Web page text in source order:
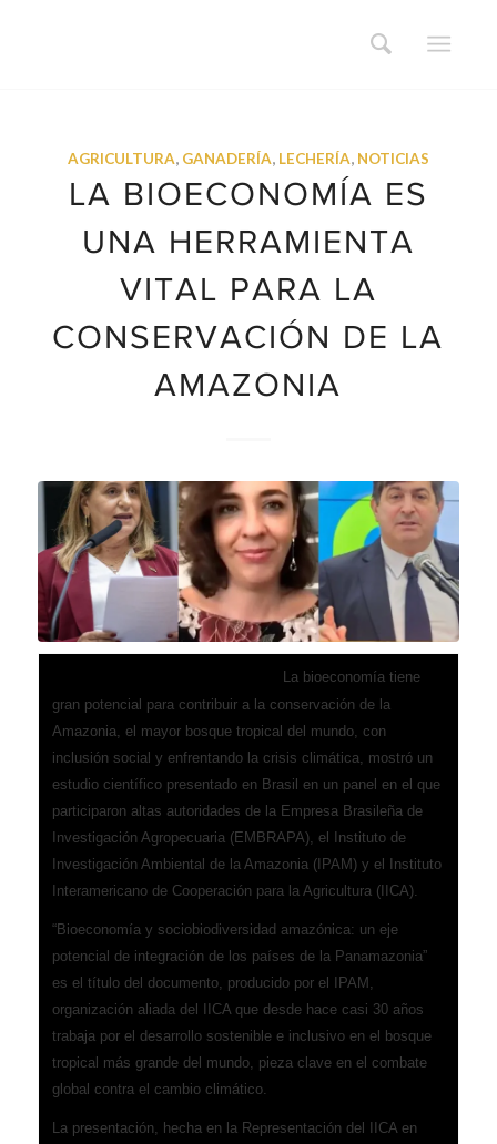
AGRICULTURA, GANADERÍA, LECHERÍA, NOTICIAS
LA BIOECONOMÍA ES
UNA HERRAMIENTA
VITAL PARA LA
CONSERVACIÓN DE LA
AMAZONIA
La bioeconomía tiene
gran potencial para contribuir a la conservación de la
Amazonia, el mayor bosque tropical del mundo, con
inclusión social y enfrentando la crisis climática, mostró un
estudio científico presentado en Brasil en un panel en el que
participaron altas autoridades de la Empresa Brasileña de
Investigación Agropecuaria (EMBRAPA), el Instituto de
Investigación Ambiental de la Amazonia (IPAM) y el Instituto
Interamericano de Cooperación para la Agricultura (IICA).
“Bioeconomía y sociobiodiversidad amazónica: un eje
potencial de integración de los países de la Panamazonia”
es el título del documento, producido por el IPAM,
organización aliada del IICA que desde hace casi 30 años
trabaja por el desarrollo sostenible e inclusivo en el bosque
tropical más grande del mundo, pieza clave en el combate
global contra el cambio climático.
La presentación, hecha en la Representación del IICA en